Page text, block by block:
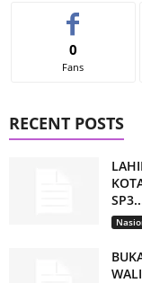
0
Fans
RECENT POSTS